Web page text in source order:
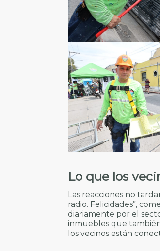
Lo que los
Las reacciones no
radio. Felicidades”,
diariamente por el
inmuebles que
los vecinos están